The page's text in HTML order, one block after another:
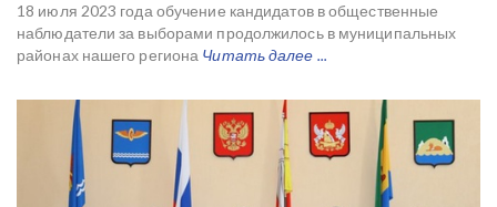
18 июля 2023 года обучение кандидатов в общественные
наблюдатели за выборами продолжилось в муниципальных
районах нашего региона Читать далее ...